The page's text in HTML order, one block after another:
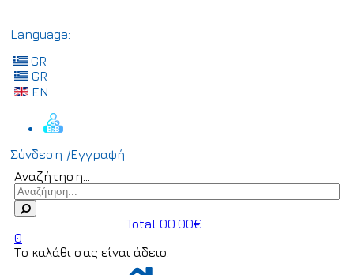
Language:
GR
GR
EN
Σύνδεση /Εγγραφή
Αναζήτηση...
Total 00.00€
0
Το καλάθι σας είναι άδειο.